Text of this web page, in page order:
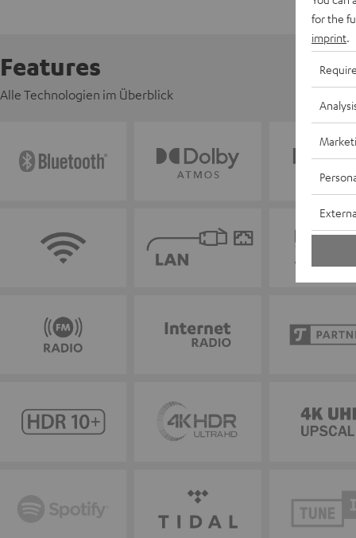
Features
Alle Technologien im Überblick
for the
imprint